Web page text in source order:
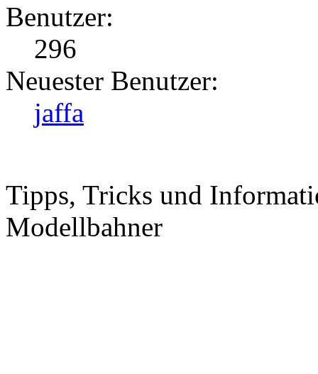
Benutzer:
296
Neuester Benutzer:
jaffa
Tipps, Tricks und
Modellbahner